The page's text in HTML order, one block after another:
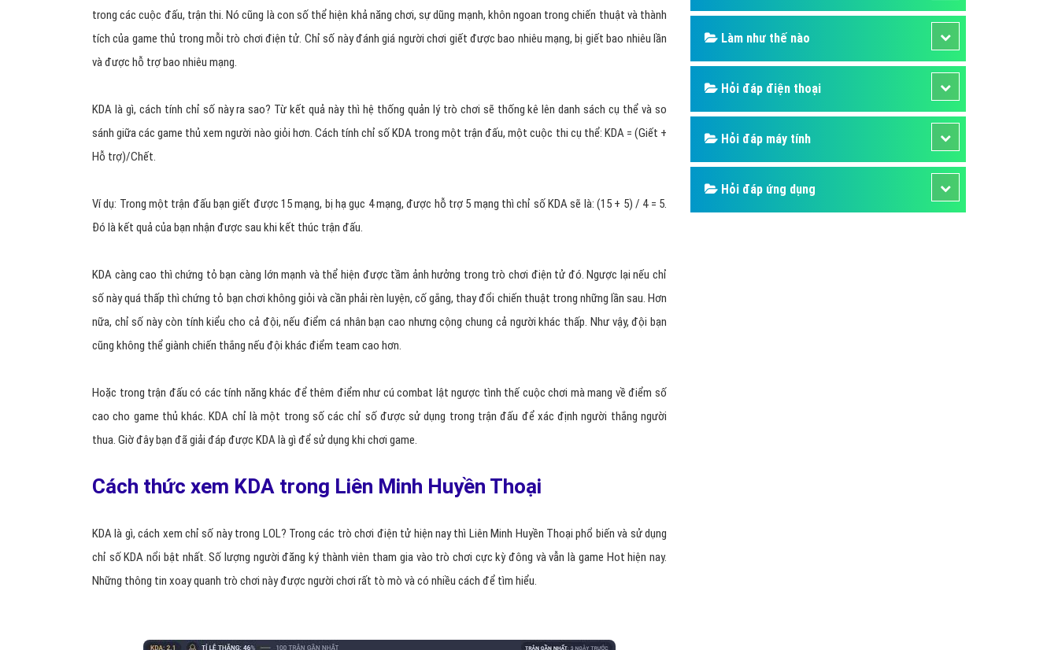
trong các cuộc đấu, trận thi. Nó cũng là con số thể hiện khả năng chơi, sự dũng mạnh, khôn ngoan trong chiến thuật và thành
tích của game thủ trong mỗi trò chơi điện tử. Chỉ số này đánh giá người chơi giết được bao nhiêu mạng, bị giết bao nhiêu lần
và được hỗ trợ bao nhiêu mạng.
KDA là gì, cách tính chỉ số này ra sao? Từ kết quả này thì hệ thống quản lý trò chơi sẽ thống kê lên danh sách cụ thể và so
sánh giữa các game thủ xem người nào giỏi hơn. Cách tính chỉ số KDA trong một trận đấu, một cuộc thi cụ thể: KDA = (Giết +
Hỗ trợ)/Chết.
Ví dụ: Trong một trận đấu bạn giết được 15 mạng, bị hạ gục 4 mạng, được hỗ trợ 5 mạng thì chỉ số KDA sẽ là: (15 + 5) / 4 = 5.
Đó là kết quả của bạn nhận được sau khi kết thúc trận đấu.
KDA càng cao thì chứng tỏ bạn càng lớn mạnh và thể hiện được tầm ảnh hưởng trong trò chơi điện tử đó. Ngược lại nếu chỉ
số này quá thấp thì chứng tỏ bạn chơi không giỏi và cần phải rèn luyện, cố gắng, thay đổi chiến thuật trong những lần sau. Hơn
nữa, chỉ số này còn tính kiểu cho cả đội, nếu điểm cá nhân bạn cao nhưng cộng chung cả người khác thấp. Như vậy, đội bạn
cũng không thể giành chiến thắng nếu đội khác điểm team cao hơn.
Hoặc trong trận đấu có các tính năng khác để thêm điểm như cú combat lật ngược tình thế cuộc chơi mà mang về điểm số
cao cho game thủ khác. KDA chỉ là một trong số các chỉ số được sử dụng trong trận đấu để xác định người thắng người
thua. Giờ đây bạn đã giải đáp được KDA là gì để sử dụng khi chơi game.
Cách thức xem KDA trong Liên Minh Huyền Thoại
KDA là gì, cách xem chỉ số này trong LOL? Trong các trò chơi điện tử hiện nay thì Liên Minh Huyền Thoại phổ biến và sử dụng
chỉ số KDA nổi bật nhất. Số lượng người đăng ký thành viên tham gia vào trò chơi cực kỳ đông và vẫn là game Hot hiện nay.
Những thông tin xoay quanh trò chơi này được người chơi rất tò mò và có nhiều cách để tìm hiểu.
Làm như thế nào
Hỏi đáp điện thoại
Hỏi đáp máy tính
Hỏi đáp ứng dụng